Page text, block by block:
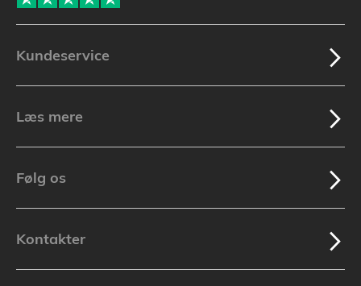
Kundeservice
Læs mere
Følg os
Kontakter